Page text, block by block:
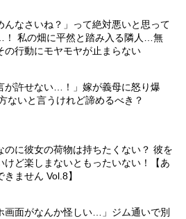
んなさいね？」って絶対悪いと思って
！ 私の畑に平然と踏み入る隣人…無
の行動にモヤモヤが止まらない
が許せない…！」嫁が義母に怒り爆
ないと言うけれど諦めるべき？
のに彼女の荷物は持ちたくない？ 彼を
けど楽しまないともったいない！【あ
ません Vol.8】
画面がなんか怪しい…」ジム通いで別